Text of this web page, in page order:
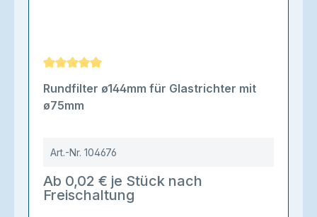
Durchschnittliche Bewertung von 5 von 5 Sternen
Rundfilter ø144mm für Glastrichter mit
ø75mm
Art.-Nr. 104676
Ab 0,02 € je Stück nach
Freischaltung